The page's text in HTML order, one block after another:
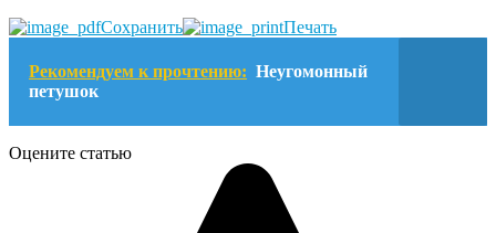
Сохранить
Печать
Рекомендуем к прочтению: Неугомонный
петушок
Оцените статью